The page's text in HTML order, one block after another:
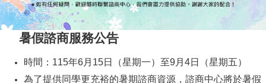
暑假諮商服務公告
時間：115年6月15日（星期一）至9月4日（星期五）
為了提供同學更充裕的暑期諮商資源，諮商中心將於暑假